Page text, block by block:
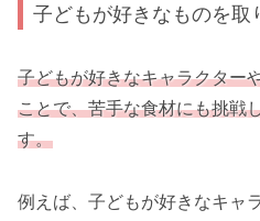
子どもが好きなものを取
子どもが好きなキャラクター
ことで、苦手な食材にも挑戦
す。
例えば、子どもが好きなキャ